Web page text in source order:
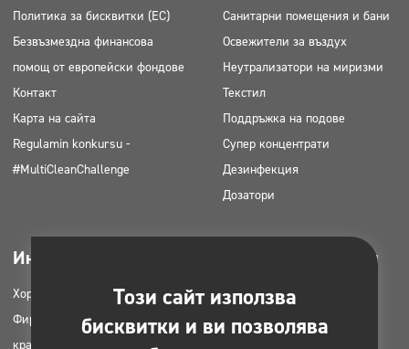
Политика за бисквитки (ЕС)
Безвъзмездна финансова
помощ от европейски фондове
Контакт
Карта на сайта
Regulamin konkursu -
#MultiCleanChallenge
Санитарни помещения и бани
Освежители за въздух
Неутрализатори на миризми
Текстил
Поддръжка на подове
Супер концентрати
Дезинфекция
Дозатори
Индустрии
Хорец
Фирми за почистване
красота
Може да се изтегли
Продуктови каталози
MSDS карти
Този сайт използва
бисквитки и ви позволява